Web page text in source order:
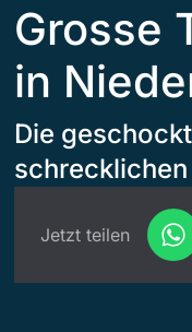
Grosse
in
Die
schrecklichen
Jetzt teilen